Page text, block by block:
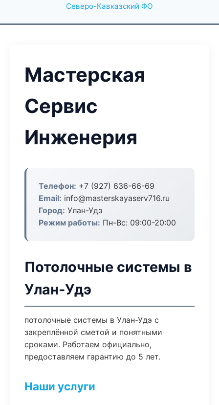
Северо-Кавказский ФО
Мастерская
Сервис
Инженерия
Телефон: +7 (927) 636-66-69
Email: info@masterskayaserv716.ru
Город: Улан-Удэ
Режим работы: Пн-Вс: 09:00-20:00
Потолочные системы в
Улан-Удэ
потолочные системы в Улан-Удэ с
закреплённой сметой и понятными
сроками. Работаем официально,
предоставляем гарантию до 5 лет.
Наши услуги